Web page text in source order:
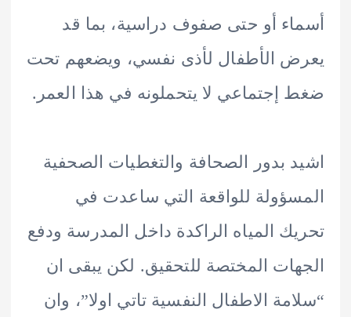
أو حتى صفوف دراسية، بما قد
الأطفال لأذى نفسي، ويضعهم تحت
لا يتحملونه في هذا العمر.
بدور الصحافة والتغطيات الصحفية
للواقعة التي ساعدت في
المياه الراكدة داخل المدرسة ودفع
المختصة للتحقيق. لكن يبقى ان
الاطفال النفسية تاتي اولا”، وان